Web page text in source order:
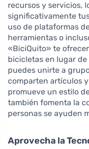
recursos y servicios,
significativamente
uso de plataformas
herramientas o
«BiciQuito» te
bicicletas en lugar
puedes unirte a
comparten artículos
promueve un estilo
también fomenta la
personas se ayuden
Aprovecha la